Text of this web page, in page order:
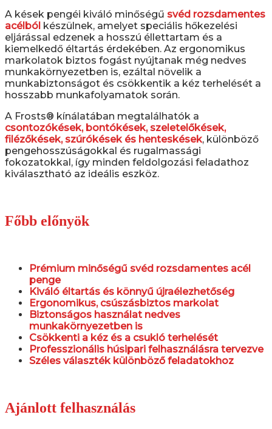
A kések pengéi kiváló minőségű svéd rozsdamentes
acélból készülnek, amelyet speciális hőkezelési
eljárással edzenek a hosszú éllettartam és a
kiemelkedő éltartás érdekében. Az ergonomikus
markolatok biztos fogást nyújtanak még nedves
munkakörnyezetben is, ezáltal növelik a
munkabiztonságot és csökkentik a kéz terhelését a
hosszabb munkafolyamatok során.
A Frosts® kínálatában megtalálhatók a
csontozókések, bontókések, szeletelőkések,
filézőkések, szúrókések és henteskések, különböző
pengehosszúságokkal és rugalmassági
fokozatokkal, így minden feldolgozási feladathoz
kiválasztható az ideális eszköz.
Főbb előnyök
Prémium minőségű svéd rozsdamentes acél
penge
Kiváló éltartás és könnyű újraélezhetőség
Ergonomikus, csúszásbiztos markolat
Biztonságos használat nedves
munkakörnyezetben is
Csökkenti a kéz és a csukló terhelését
Professzionális húsipari felhasználásra tervezve
Széles választék különböző feladatokhoz
Ajánlott felhasználás